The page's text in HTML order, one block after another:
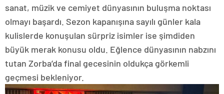
sanat, müzik ve cemiyet dünyasının buluşma noktası
olmayı başardı. Sezon kapanışına sayılı günler kala
kulislerde konuşulan sürpriz isimler ise şimdiden
büyük merak konusu oldu. Eğlence dünyasının nabzını
tutan Zorba’da final gecesinin oldukça görkemli
geçmesi bekleniyor.